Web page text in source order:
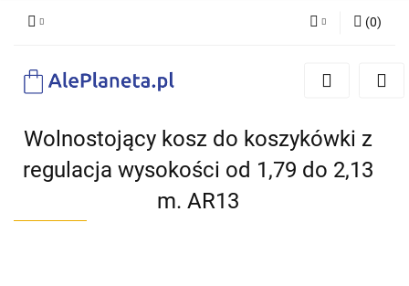
Zaloguj się
(0)
Wolnostojący kosz do koszykówki z
regulacja wysokości od 1,79 do 2,13
m. AR13